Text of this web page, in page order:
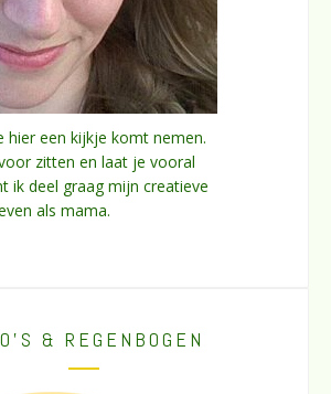
hier een kijkje komt nemen.
zitten en laat je vooral
ik deel graag mijn creatieve
als mama.
& REGENBOGEN